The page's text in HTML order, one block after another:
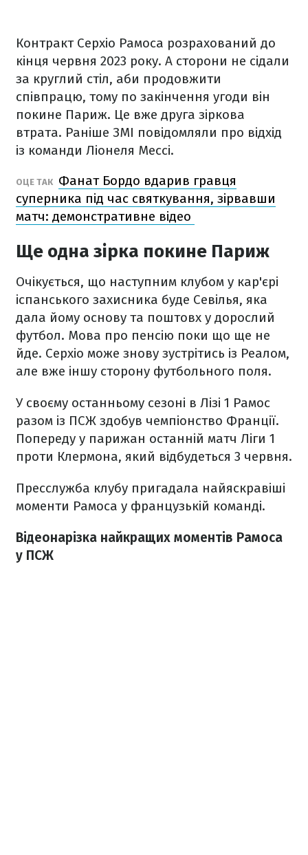
Контракт Серхіо Рамоса розрахований до
кінця червня 2023 року. А сторони не сідали
за круглий стіл, аби продовжити
співпрацю, тому по закінчення угоди він
покине Париж. Це вже друга зіркова
втрата. Раніше ЗМІ повідомляли про відхід
із команди Ліонеля Мессі.
ОЦЕ ТАК Фанат Бордо вдарив гравця
суперника під час святкування, зірвавши
матч: демонстративне відео
Ще одна зірка покине Париж
Очікується, що наступним клубом у кар'єрі
іспанського захисника буде Севілья, яка
дала йому основу та поштовх у дорослий
футбол. Мова про пенсію поки що ще не
йде. Серхіо може знову зустрітись із Реалом,
але вже іншу сторону футбольного поля.
У своєму останньому сезоні в Лізі 1 Рамос
разом із ПСЖ здобув чемпіонство Франції.
Попереду у парижан останній матч Ліги 1
проти Клермона, який відбудеться 3 червня.
Пресслужба клубу пригадала найяскравіші
моменти Рамоса у французькій команді.
Відеонарізка найкращих моментів Рамоса
у ПСЖ